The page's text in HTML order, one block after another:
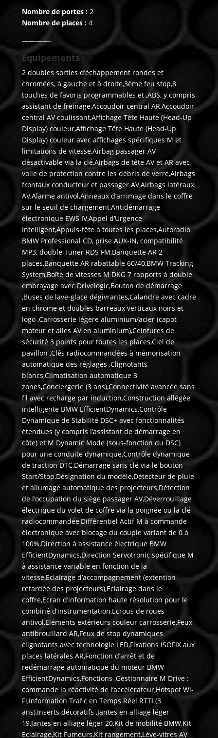
Nombre de portes : 2
Nombre de places :4
————-
Equipements :
2 doubles sorties d’échappement rondes et
chromées, à gauche et à droite,3ème feu stop,8
touches de favoris programmables et ,ABS, y compris
assistant de freinage,Accoudoir central AR,Accoudoir
central AV coulissant,Affichage Tête Haute (Head-Up
Display) couleur,Affichage Tête Haute (Head-Up
Display) couleur avec affichages spécifiques M et
limitations de vitesse,Airbag passager AV
désactivable via la clé,Airbags de tête AV et AR avec
voile de protection contre les débris de verre,Airbags
frontaux conducteur et passager AV,Airbags latéraux
AV,Alarme antivol,Anneaux d’arrimage dans le coffre
sur le seuil de chargement,Antidémarrage
électronique EWS IV,Appel d’Urgence
Intelligent,Appuis-tête à toutes les places,Autoradio
BMW Professional CD, prise AUX-IN, compatibilité
MP3, double Tuner RDS FM,Banquette AR 2
places,Banquette AR rabattable 60/40,BMW Tracking
System,Boîte de vitesses M DKG 7 rapports à double
embrayage avec Drivelogic,Bouton de démarrage
,Buses de lave-glace dégivrantes,Calandre avec cadre
en chrome et doubles barreaux verticaux noirs et
logo ,Carrosserie légère aluminium/acier (capot
moteur et ailes AV en aluminium),Ceintures de
sécurité 3 points pour toutes les places,Ciel de
pavillon ,Clés radiocommandées à mémorisation
automatique des réglages ,Clignotants
blancs,Climatisation automatique 3
zones,Conciergerie (3 ans),Connectivité avancée sans
fil avec recharge par induction,Construction allégée
intelligente BMW EfficientDynamics,Contrôle
Dynamique de Stabilité DSC+ avec fonctionnalités
étendues (y compris l’assistant de démarrage en
côte) et M Dynamic Mode (sous-fonction du DSC)
pour une conduite dynamique,Contrôle dynamique
de traction DTC,Démarrage sans clé via le bouton
Start/Stop,Désignation du modèle,Détecteur de pluie
et allumage automatique des projecteurs,Détection
de l’occupation du siège passager AV,Déverrouillage
électrique du volet de coffre via la poignée ou la clé
radiocommandée,Différentiel Actif M à commande
électronique avec blocage du couple variant de 0 à
100%,Direction à assistance électrique BMW
EfficientDynamics,Direction Servotronic spécifique M
à assistance variable en fonction de la
vitesse,Eclairage d’accompagnement (extention
retardée des projecteurs),Eclairage dans le
coffre,Ecran d’information haute résolution pour le
combiné d’instrumentation,Ecrous de roues
antivol,Eléments extérieurs couleur carrosserie,Feux
antibrouillard AR,Feux de stop dynamiques
clignotants avec technologie LED,Fixations ISOFIX aux
places latérales AR,Fonction d’arrêt et de
redémarrage automatique du moteur BMW
EfficientDynamics,Fonctions ,Gestionnaire M Drive :
commande la réactivité de l’accélérateur,Hotspot Wi-
Fi,Information Trafic en Temps Réel RTTI (3
ans),Inserts décoratifs ,Jantes en alliage léger
19,Jantes en alliage léger 20,Kit de mobilité BMW,Kit
Eclairage,Kit Fumeurs,Kit rangement,Lève-vitres AV